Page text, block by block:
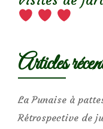
Articles
La Punaise à
Rétrospective de